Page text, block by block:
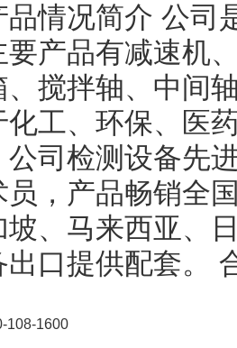
品情况简介 公司
要产品有减速机
、搅拌轴、中间
化工、环保、医
司检测设备先
，产品畅销全
坡、马来西亚、
出口提供配套。
108-1600